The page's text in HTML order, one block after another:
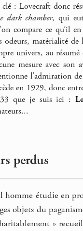
clé : Lovecraft donc
dark chamber, qui eut
compare ce qu’il
odeurs, matérialité
univers, au
mesure avec son
l’admiration
en 1929, donc
que je suis ici :
perdus
homme étudie en
objets du
»